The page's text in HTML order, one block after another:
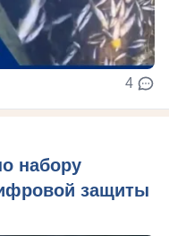
4
набору
защиты